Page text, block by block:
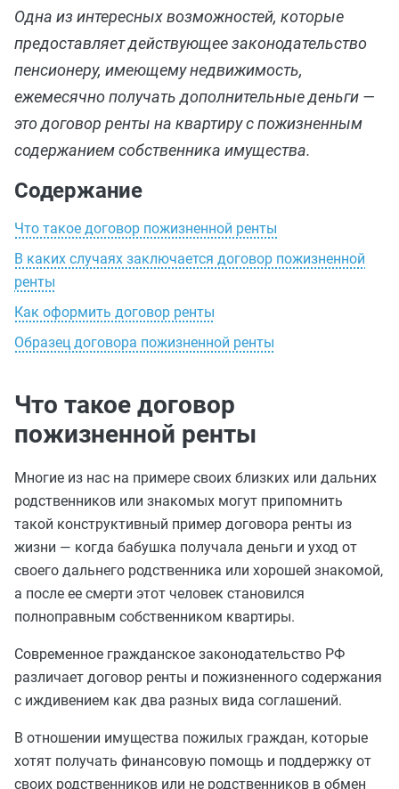
Одна из интересных возможностей, которые
предоставляет действующее законодательство
пенсионеру, имеющему недвижимость,
ежемесячно получать дополнительные деньги —
это договор ренты на квартиру с пожизненным
содержанием собственника имущества.
Содержание
Что такое договор пожизненной ренты
В каких случаях заключается договор пожизненной
ренты
Как оформить договор ренты
Образец договора пожизненной ренты
Что такое договор
пожизненной ренты
Многие из нас на примере своих близких или дальних
родственников или знакомых могут припомнить
такой конструктивный пример договора ренты из
жизни — когда бабушка получала деньги и уход от
своего дальнего родственника или хорошей знакомой,
а после ее смерти этот человек становился
полноправным собственником квартиры.
Современное гражданское законодательство РФ
различает договор ренты и пожизненного содержания
с иждивением как два разных вида соглашений.
В отношении имущества пожилых граждан, которые
хотят получать финансовую помощь и поддержку от
своих родственников или не родственников в обмен